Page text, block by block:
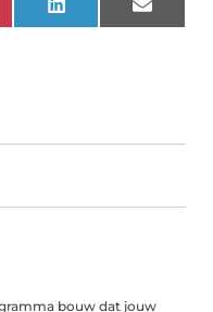
LinkedInEmail
bouw dat jouw